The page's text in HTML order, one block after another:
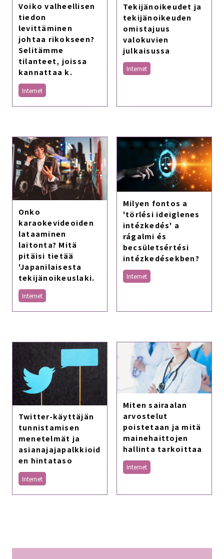
Voiko valheellisen
tiedon
levittäminen
johtaa rikokseen?
Selitämme
tilanteet, joissa
kannattaa k.
Internet
Tekijänoikeudet ja
tekijänoikeuden
omistajuus
valokuvien
julkaisussa
Internet
Onko
karaokevideoiden
lataaminen
laitonta? Mitä
pitäisi tietää
'Japanilaisesta
tekijänoikeuslaki.
Internet
Milyen fontos a
'törlési ideiglenes
intézkedés' a
rágalmi és
becsületsértési
intézkedésekben?
Internet
Twitter-käyttäjän
tunnistamisen
menetelmät ja
asianajajapalkkioid
en hintataso
Internet
Miten sairaalan
arvostelut
poistetaan ja mitä
mainehaittojen
hallinta tarkoittaa
Internet